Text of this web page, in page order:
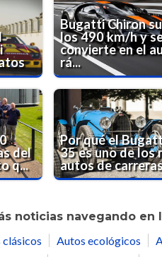
Bugatti Chiron
los 490 km/h y
convierte en el
rá...
del
q...
Por qué el
35 es uno de los
autos de
noticias navegando en
clásicos Autos ecológicos